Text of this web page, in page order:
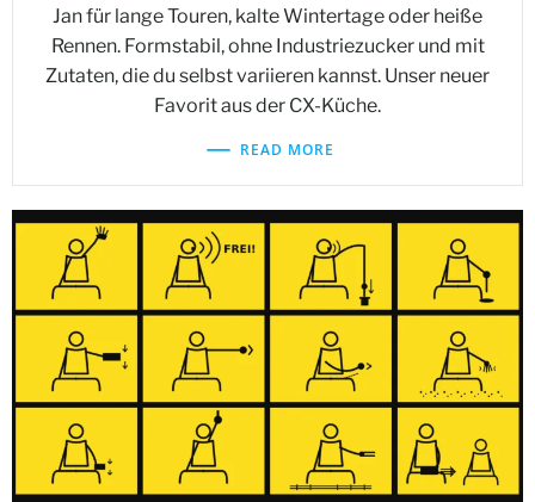
Jan für lange Touren, kalte Wintertage oder heiße
Rennen. Formstabil, ohne Industriezucker und mit
Zutaten, die du selbst variieren kannst. Unser neuer
Favorit aus der CX-Küche.
READ MORE